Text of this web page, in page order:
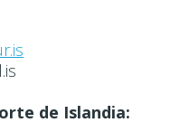
de Islandia: